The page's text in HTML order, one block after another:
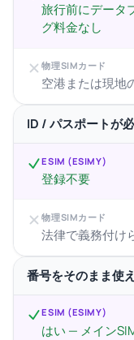
旅行前にデータ
グ料金なし
物理SIMカード
空港または現地
ID / パスポートが
ESIM (ESIMY)
登録不要
物理SIMカード
法律で義務付け
番号をそのまま使
ESIM (ESIMY)
はい — メイン